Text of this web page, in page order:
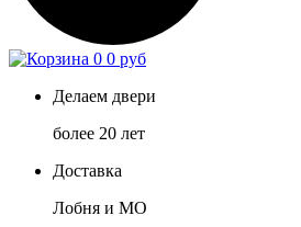
0 0 руб
Делаем двери
более 20 лет
Доставка
Лобня и МО